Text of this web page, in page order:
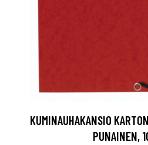
KUMINAUHAKANSIO
PUNAINEN,